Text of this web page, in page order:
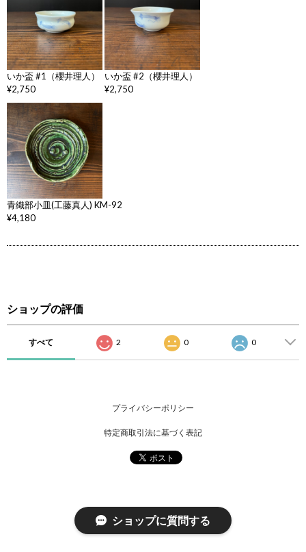
いか盃 #1（櫻井理人）
¥2,750
いか盃 #2（櫻井理人）
¥2,750
青織部小皿(工藤真人) KM-92
¥4,180
ショップの評価
すべて 2 0 0
プライバシーポリシー
特定商取引法に基づく表記
ショップに質問する